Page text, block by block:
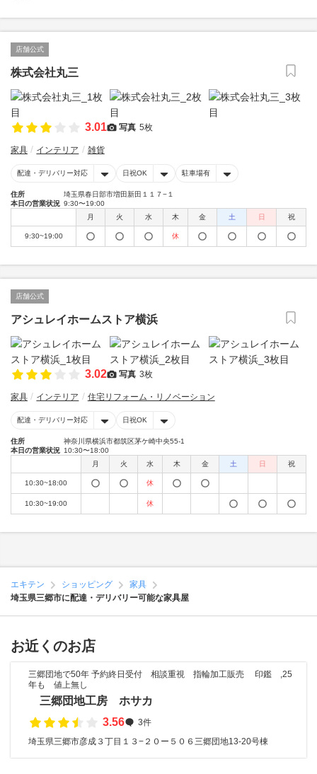
店舗公式
株式会社丸三
3.01 写真 5枚
家具 インテリア 雑貨
配達・デリバリー対応 日祝OK 駐車場有
住所
埼玉県春日部市増田新田１１７−１
本日の営業状況 9:30〜19:00
月
火 水 木 金 土 日 祝
9:30~19:00 休
店舗公式
アシュレイホームストア横浜
3.02 写真 3枚
家具 インテリア 住宅リフォーム・リノベーション
配達・デリバリー対応 日祝OK
住所
神奈川県横浜市都筑区茅ケ崎中央55-1
本日の営業状況 10:30〜18:00
月
火 水 木 金 土 日 祝
10:30~18:00 休
10:30~19:00 休
エキテン ショッピング
家具
埼玉県三郷市に配達・デリバリー可能な家具屋
お近くのお店
三郷団地で50年 予約終日受付 相談重視 指輪加工販売 印鑑 ,25
年も 値上無し
三郷団地工房 ホサカ
3.56
3件
埼玉県三郷市彦成３丁目１３−２０ー５０６三郷団地13-20号棟